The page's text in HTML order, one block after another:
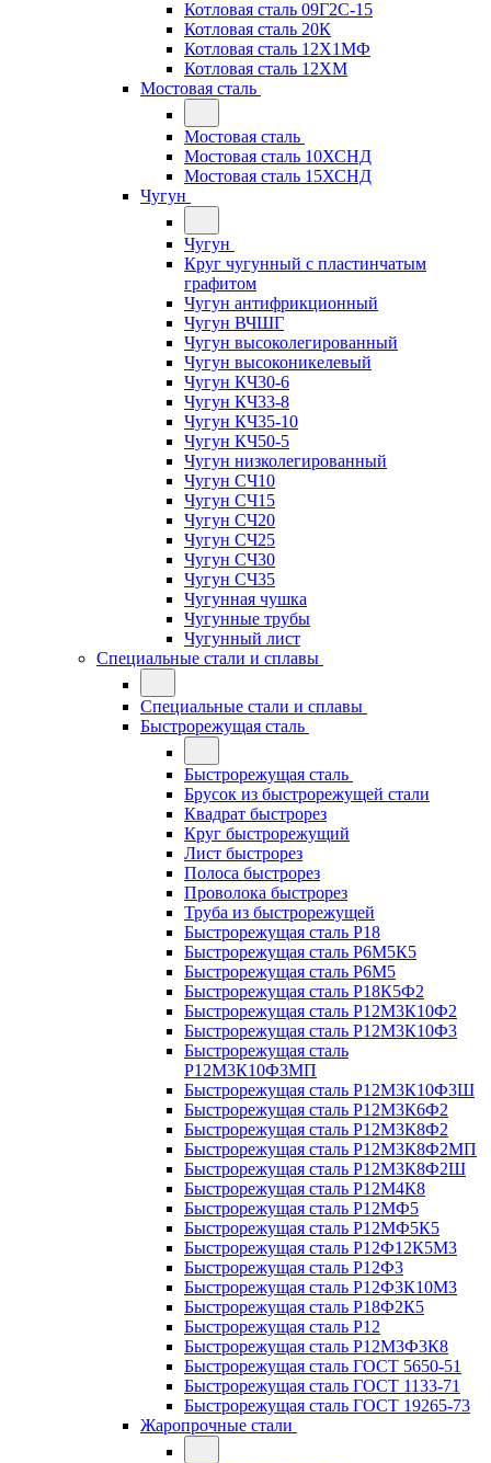
Котловая сталь 09Г2С-15
Котловая сталь 20К
Котловая сталь 12Х1МФ
Котловая сталь 12ХМ
Мостовая сталь
Мостовая сталь
Мостовая сталь 10ХСНД
Мостовая сталь 15ХСНД
Чугун
Чугун
Круг чугунный с пластинчатым
графитом
Чугун антифрикционный
Чугун ВЧШГ
Чугун высоколегированный
Чугун высоконикелевый
Чугун КЧ30-6
Чугун КЧ33-8
Чугун КЧ35-10
Чугун КЧ50-5
Чугун низколегированный
Чугун СЧ10
Чугун СЧ15
Чугун СЧ20
Чугун СЧ25
Чугун СЧ30
Чугун СЧ35
Чугунная чушка
Чугунные трубы
Чугунный лист
Специальные стали и сплавы
Специальные стали и сплавы
Быстрорежущая сталь
Быстрорежущая сталь
Брусок из быстрорежущей стали
Квадрат быстрорез
Круг быстрорежущий
Лист быстрорез
Полоса быстрорез
Проволока быстрорез
Труба из быстрорежущей
Быстрорежущая сталь Р18
Быстрорежущая сталь Р6М5К5
Быстрорежущая сталь Р6М5
Быстрорежущая сталь Р18К5Ф2
Быстрорежущая сталь Р12М3К10Ф2
Быстрорежущая сталь Р12М3К10Ф3
Быстрорежущая сталь
Р12М3К10Ф3МП
Быстрорежущая сталь Р12М3К10Ф3Ш
Быстрорежущая сталь Р12М3К6Ф2
Быстрорежущая сталь Р12М3К8Ф2
Быстрорежущая сталь Р12М3К8Ф2МП
Быстрорежущая сталь Р12М3К8Ф2Ш
Быстрорежущая сталь Р12М4К8
Быстрорежущая сталь Р12МФ5
Быстрорежущая сталь Р12МФ5К5
Быстрорежущая сталь Р12Ф12К5М3
Быстрорежущая сталь Р12Ф3
Быстрорежущая сталь Р12Ф3К10М3
Быстрорежущая сталь Р18Ф2К5
Быстрорежущая сталь Р12
Быстрорежущая сталь Р12М3Ф3К8
Быстрорежущая сталь ГОСТ 5650-51
Быстрорежущая сталь ГОСТ 1133-71
Быстрорежущая сталь ГОСТ 19265-73
Жаропрочные стали